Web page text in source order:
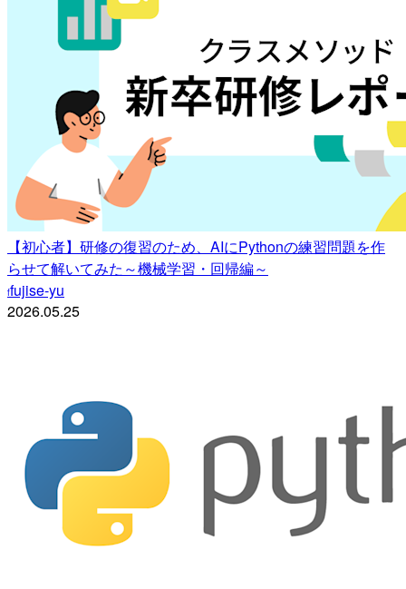
【初心者】研修の復習のため、AIにPythonの練習問題を作
らせて解いてみた～機械学習・回帰編～
ffujise-yu
2026.05.25